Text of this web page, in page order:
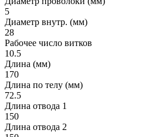
5
Диаметр внутр. (мм)
28
Рабочее число витков
10.5
Длина (мм)
170
Длина по телу (мм)
72.5
Длина отвода 1
150
Длина отвода 2